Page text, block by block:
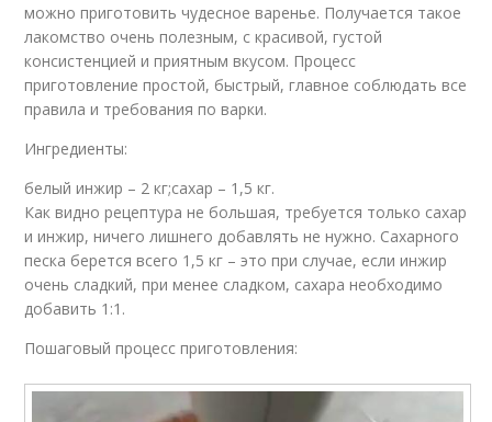
можно приготовить чудесное варенье. Получается такое
лакомство очень полезным, с красивой, густой
консистенцией и приятным вкусом. Процесс
приготовление простой, быстрый, главное соблюдать все
правила и требования по варки.
Ингредиенты:
белый инжир – 2 кг;сахар – 1,5 кг.
Как видно рецептура не большая, требуется только сахар
и инжир, ничего лишнего добавлять не нужно. Сахарного
песка берется всего 1,5 кг – это при случае, если инжир
очень сладкий, при менее сладком, сахара необходимо
добавить 1:1.
Пошаговый процесс приготовления: